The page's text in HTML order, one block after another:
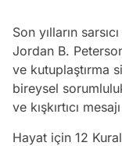
Son yılların
Jordan B.
ve kutuplaştırma
bireysel
ve kışkırtıcı
Hayat için 12